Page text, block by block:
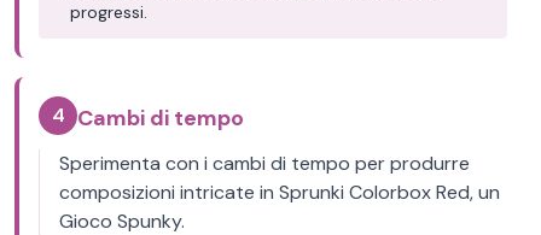
progressi.
4 Cambi di tempo
Sperimenta con i cambi di tempo per produrre
composizioni intricate in Sprunki Colorbox Red, un
Gioco Spunky.